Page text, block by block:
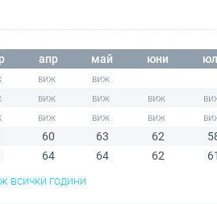
апр май юни
60 63 62
64 64 62
всички години